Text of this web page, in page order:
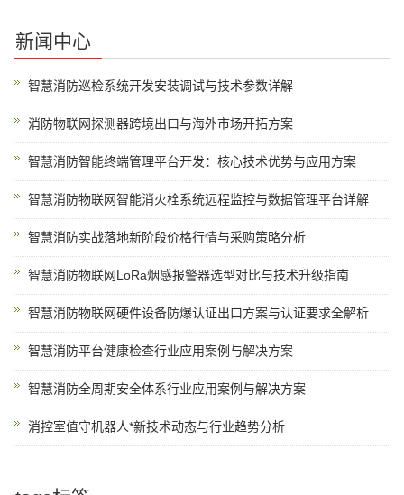
新闻中心
智慧消防巡检系统开发安装调试与技术参数详解
消防物联网探测器跨境出口与海外市场开拓方案
智慧消防智能终端管理平台开发：核心技术优势与应用方案
智慧消防物联网智能消火栓系统远程监控与数据管理平台详解
智慧消防实战落地新阶段价格行情与采购策略分析
智慧消防物联网LoRa烟感报警器选型对比与技术升级指南
智慧消防物联网硬件设备防爆认证出口方案与认证要求全解析
智慧消防平台健康检查行业应用案例与解决方案
智慧消防全周期安全体系行业应用案例与解决方案
消控室值守机器人*新技术动态与行业趋势分析